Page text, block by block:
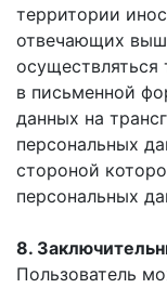
территории
отвечающих
осуществляться
в письменной
данных на
персональных
стороной
персональных
8.
Пользователь